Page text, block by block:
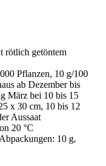
rötlich getöntem
Pflanzen, 10 g/100
ab Dezember bis
März bei 10 bis 15
x 30 cm, 10 bis 12
Aussaat
20 °C
10 g,